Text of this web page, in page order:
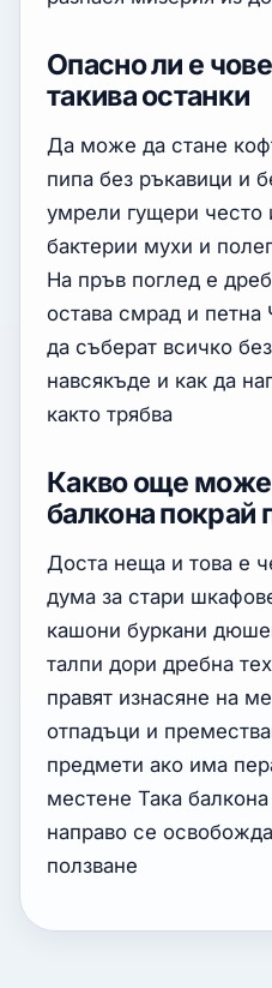
Опасно ли е
такива останки
Да може да стане
пипа без ръкавици и
умрели гущери
бактерии мухи и
На пръв поглед е
остава смрад и петна
да съберат всичко
навсякъде и как да
както трябва
Какво още може
балкона покрай
Доста неща и това е
дума за стари
кашони буркани
талпи дори дребна
правят изнасяне на
отпадъци и
предмети ако има
местене Така
направо се
ползване